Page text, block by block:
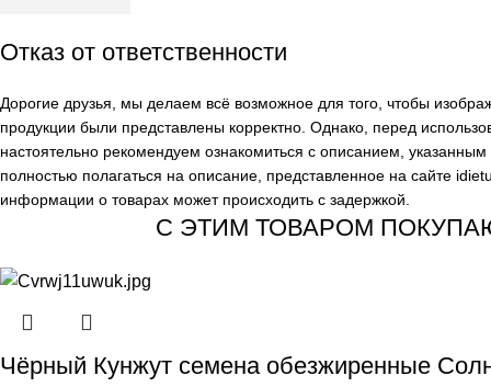
Отказ от ответственности
Дорогие друзья, мы делаем всё возможное для того, чтобы
продукции были представлены корректно. Однако, перед
настоятельно рекомендуем ознакомиться с описанием, указанным
полностью полагаться на описание, представленное на сайте
информации о товарах может происходить с задержкой.
С ЭТИМ ТОВАРОМ
Чёрный Кунжут семена обезжиренные